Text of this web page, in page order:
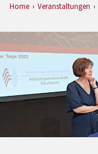
Home Veranstaltungen